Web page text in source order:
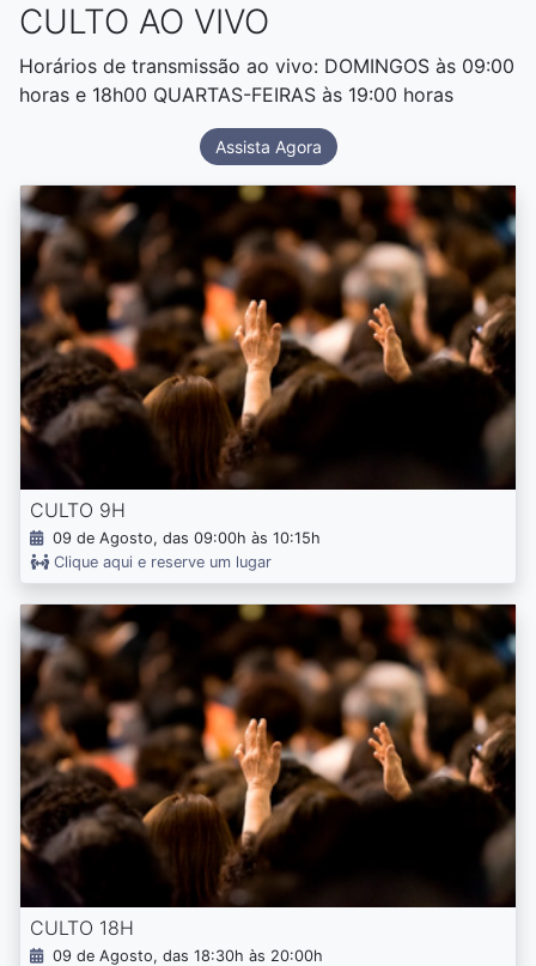
CULTO AO VIVO
Horários de transmissão ao vivo: DOMINGOS às 09:00
horas e 18h00 QUARTAS-FEIRAS às 19:00 horas
Assista Agora
CULTO 9H
09 de Agosto, das 09:00h às 10:15h
Clique aqui e reserve um lugar
CULTO 18H
09 de Agosto, das 18:30h às 20:00h